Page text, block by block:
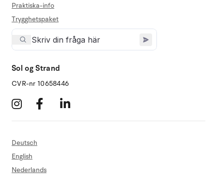
Praktiska-info
Trygghetspaket
Sol og Strand
CVR-nr 10658446
Deutsch
English
Nederlands